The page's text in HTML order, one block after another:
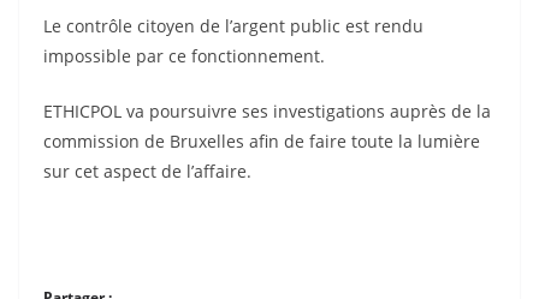
Le contrôle citoyen de l’argent public est rendu
impossible par ce fonctionnement.
ETHICPOL va poursuivre ses investigations auprès de la
commission de Bruxelles afin de faire toute la lumière
sur cet aspect de l’affaire.